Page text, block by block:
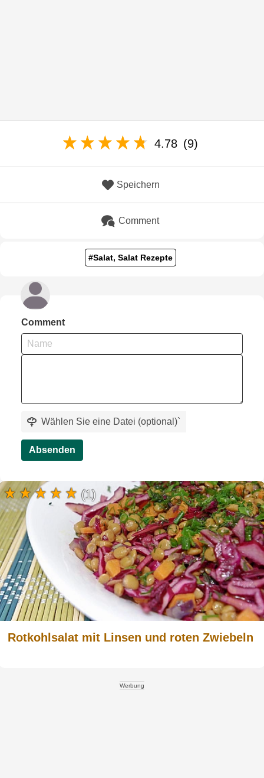
4.78 (9)
Speichern
Comment
#Salat, Salat Rezepte
Comment
Wählen Sie eine Datei (optional)`
Absenden
Rotkohlsalat mit Linsen und roten Zwiebeln
(1)
Werbung